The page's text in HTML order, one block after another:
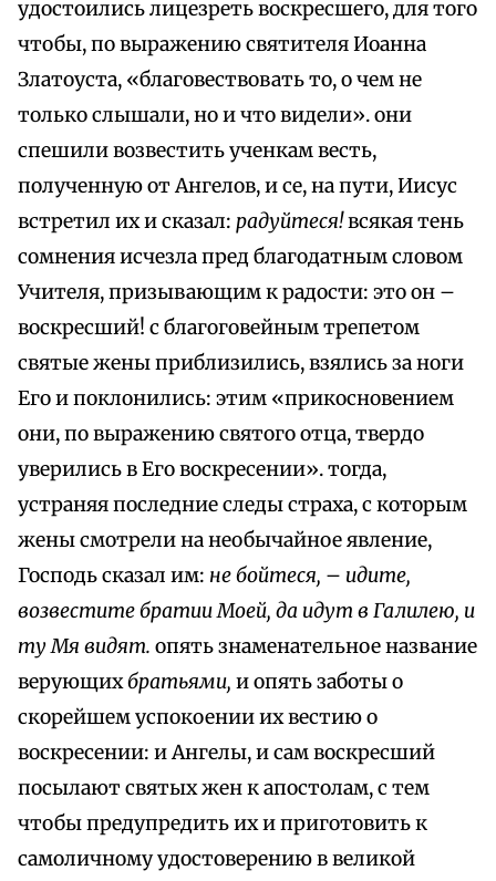
удостоились лицезреть воскресшего, для того
чтобы, по выражению святителя Иоанна
Златоуста, «благовествовать то, о чем не
только слышали, но и что видели». они
спешили возвестить ученкам весть,
полученную от Ангелов, и се, на пути, Иисус
встретил их и сказал: радуйтеся!всякая тень
сомнения исчезла пред благодатным словом
Учителя, призывающим к радости: это он –
воскресший! с благоговейным трепетом
святые жены приблизились, взялись за ноги
Его и поклонились: этим «прикосновением
они, по выражению святого отца, твердо
уверились в Его воскресении». тогда,
устраняя последние следы страха, с которым
жены смотрели на необычайное явление,
Господь сказал им: не бойтеся, – идите,
возвестите братии Моей, да идут в Галилею, и
ту Мя видят. опять знаменательное название
верующихбратьями, и опять заботы о
скорейшем успокоении их вестию о
воскресении: и Ангелы, и сам воскресший
посылают святых жен к апостолам, с тем
чтобы предупредить их и приготовить к
самоличному удостоверению в великой